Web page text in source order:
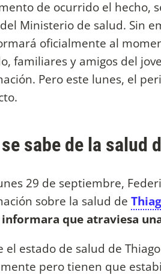
de ocurrido el hecho,
Ministerio de salud. Sin
oficialmente al
familiares y amigos del
Pero este lunes, el
sabe de la salud
29 de septiembre,
sobre la salud de
que atraviesa
el estado de salud de
pero tienen que